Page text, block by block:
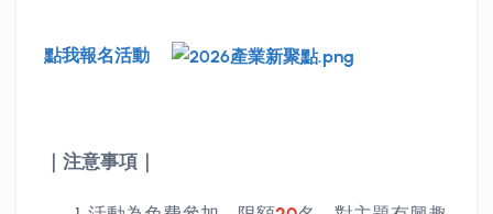
點我報名活動
｜注意事項｜